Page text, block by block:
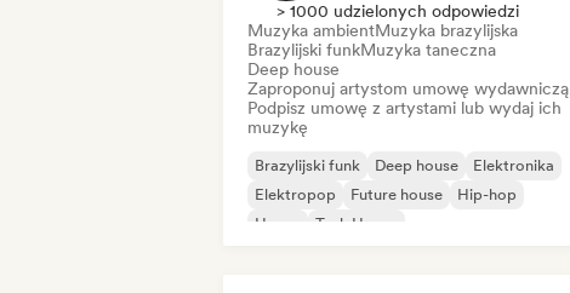
> 1000 udzielonych odpowiedzi
Muzyka ambientMuzyka brazylijska
Brazylijski funkMuzyka taneczna
Deep house
Zaproponuj artystom umowę wydawniczą
Podpisz umowę z artystami lub wydaj ich
muzykę
Brazylijski funk Deep house
Elektronika
Elektropop
Future house
Hip-hop
House
Tech House